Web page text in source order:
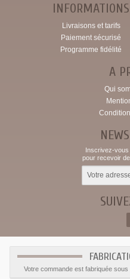
INFORMATIONS
Livraisons et tarifs
Paiement sécurisé
Programme fidélité
A
Qui
Inscrivez-vous
pour recevoir
Votre commande est fabriquée